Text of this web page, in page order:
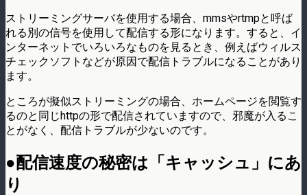
ストリーミングサーバを使用する場合、mmsやrtmpと呼ば
れる別の信号を使用して配信する形になります。すると、イ
ンターネットでいろいろなものを見るとき、例えばウィルス
チェックソフトなどが原因で配信トラブルになることがあり
ます。
ところが擬似ストリーミングの場合、ホームページを閲覧す
るのと同じhttpの形で配信されていますので、邪魔が入るこ
とがなく、配信トラブルが少ないのです。
●配信速度の秘密は「キャッシュ」にあ
り